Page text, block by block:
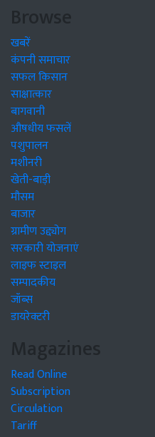
Browse
खबरें
कंपनी समाचार
सफल किसान
साक्षात्कार
बागवानी
औषधीय फसलें
पशुपालन
मशीनरी
खेती-बाड़ी
मौसम
बाजार
ग्रामीण उद्द्योग
सरकारी योजनाएं
लाइफ स्टाइल
सम्पादकीय
जॉब्स
डायरेक्टरी
Magazines
Read Online
Subscription
Circulation
Tariff